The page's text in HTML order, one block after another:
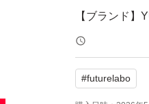
【ブランド】
【カテゴリ】
【商品の状態
【カラー】ダ
#futurelabo